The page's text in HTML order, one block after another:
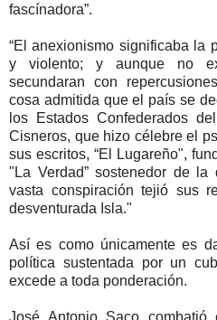
fascínadora”.
“El anexionismo significaba la
y violento; y aunque no
secundaran con
cosa admitida que el país se
los Estados Confederados
Cisneros, que hizo célebre el
sus escritos, “El Lugareño",
"La Verdad” sostenedor de la
vasta conspiración tejió sus
desventurada Isla."
Así es como únicamente es
política sustentada por un
excede a toda ponderación.
José Antonio Saco combatió